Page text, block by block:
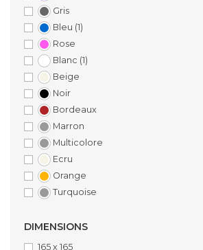
Gris
Bleu (1)
Rose
Blanc (1)
Beige
Noir
Bordeaux
Marron
Multicolore
Ecru
Orange
Turquoise
DIMENSIONS
165 x 165